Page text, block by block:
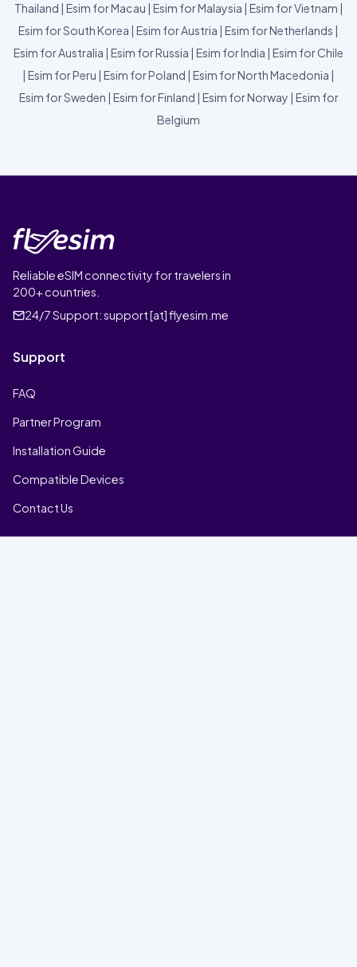
Thailand | Esim for Macau | Esim for Malaysia | Esim for Vietnam |
Esim for South Korea | Esim for Austria | Esim for Netherlands |
Esim for Australia | Esim for Russia | Esim for India | Esim for Chile
| Esim for Peru | Esim for Poland | Esim for North Macedonia |
Esim for Sweden | Esim for Finland | Esim for Norway | Esim for
Belgium
Reliable eSIM connectivity for travelers in
200+ countries.
24/7 Support:support [at] flyesim.me
Support
FAQ
Partner Program
Installation Guide
Compatible Devices
Contact Us